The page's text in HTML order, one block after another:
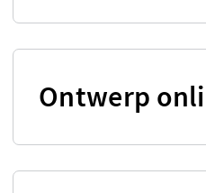
Ontwerp